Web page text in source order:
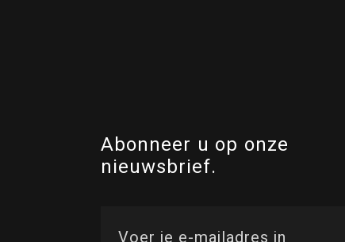
Abonneer u op onze
nieuwsbrief.